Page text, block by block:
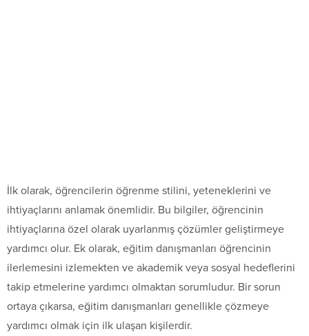
İlk olarak, öğrencilerin öğrenme stilini, yeteneklerini ve
ihtiyaçlarını anlamak önemlidir. Bu bilgiler, öğrencinin
ihtiyaçlarına özel olarak uyarlanmış çözümler geliştirmeye
yardımcı olur. Ek olarak, eğitim danışmanları öğrencinin
ilerlemesini izlemekten ve akademik veya sosyal hedeflerini
takip etmelerine yardımcı olmaktan sorumludur. Bir sorun
ortaya çıkarsa, eğitim danışmanları genellikle çözmeye
yardımcı olmak için ilk ulaşan kişilerdir.